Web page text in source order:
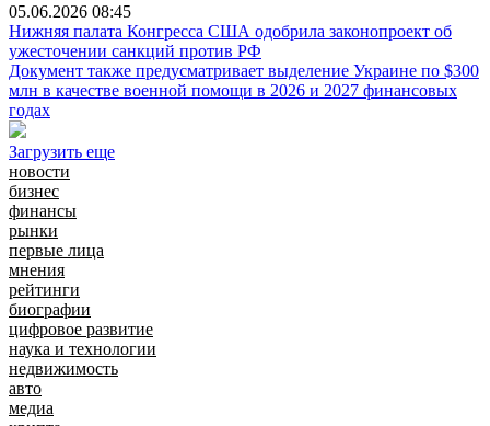
05.06.2026 08:45
Нижняя палата Конгресса США одобрила законопроект об
ужесточении санкций против РФ
Документ также предусматривает выделение Украине по $300
млн в качестве военной помощи в 2026 и 2027 финансовых
годах
Загрузить еще
новости
бизнес
финансы
рынки
первые лица
мнения
рейтинги
биографии
цифровое развитие
наука и технологии
недвижимость
авто
медиа